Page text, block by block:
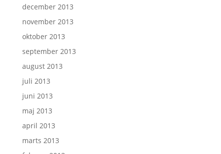
december 2013
november 2013
oktober 2013
september 2013
august 2013
juli 2013
juni 2013
maj 2013
april 2013
marts 2013